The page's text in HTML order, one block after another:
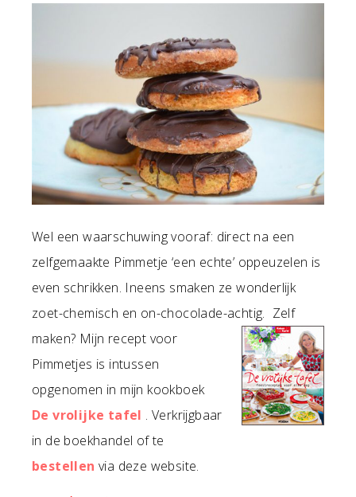
Wel een waarschuwing vooraf: direct na een
zelfgemaakte Pimmetje ‘een echte’ oppeuzelen is
even schrikken. Ineens smaken ze wonderlijk
zoet-chemisch en on-chocolade-achtig. Zelf
maken? Mijn recept voor
Pimmetjes is intussen
opgenomen in mijn kookboek
De vrolijke tafel . Verkrijgbaar
in de boekhandel of te
bestellen via deze website.